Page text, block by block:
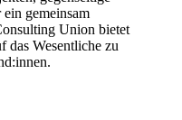
gemeinsam
Union bietet
das Wesentliche zu